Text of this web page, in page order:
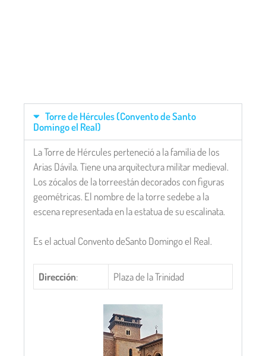
Torre de Hércules (Convento de Santo
Domingo el Real)
La Torre de Hércules perteneció a la familia de los
Arias Dávila. Tiene una arquitectura militar medieval.
Los zócalos de la torreestán decorados con figuras
geométricas. El nombre de la torre sedebe a la
escena representada en la estatua de su escalinata.
Es el actual Convento deSanto Domingo el Real.
Dirección: Plaza de la Trinidad